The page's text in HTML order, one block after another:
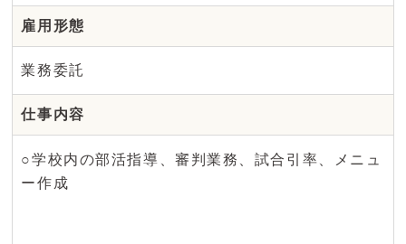
雇用形態
業務委託
仕事内容
○学校内の部活指導、審判業務、試合引率、メニュ
ー作成